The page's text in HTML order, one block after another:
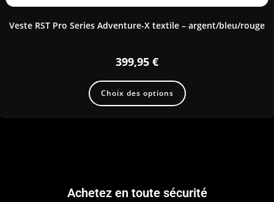
Veste RST Pro Series Adventure-X textile – argent/bleu/rouge
399,95 €
Choix des options
Achetez en toute sécurité